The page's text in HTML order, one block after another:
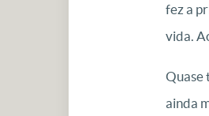
fez a
vida.
Quase
ainda